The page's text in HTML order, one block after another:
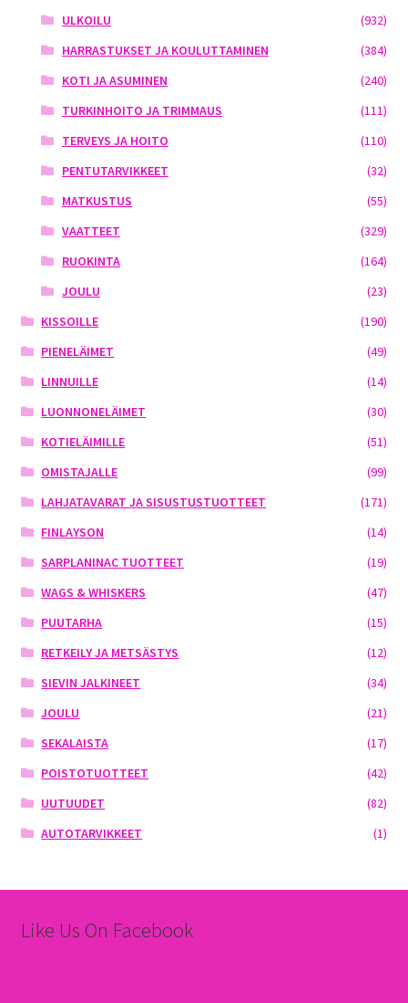
ULKOILU
(932)
HARRASTUKSET JA KOULUTTAMINEN
(384)
KOTI JA ASUMINEN
(240)
TURKINHOITO JA TRIMMAUS
(111)
TERVEYS JA HOITO
(110)
PENTUTARVIKKEET
(32)
MATKUSTUS
(55)
VAATTEET
(329)
RUOKINTA
(164)
JOULU
(23)
KISSOILLE
(190)
PIENELÄIMET
(49)
LINNUILLE
(14)
LUONNONELÄIMET
(30)
KOTIELÄIMILLE
(51)
OMISTAJALLE
(99)
LAHJATAVARAT JA SISUSTUSTUOTTEET
(171)
FINLAYSON
(14)
SARPLANINAC TUOTTEET
(19)
WAGS & WHISKERS
(47)
PUUTARHA
(15)
RETKEILY JA METSÄSTYS
(12)
SIEVIN JALKINEET
(34)
JOULU
(21)
SEKALAISTA
(17)
POISTOTUOTTEET
(42)
UUTUUDET
(82)
AUTOTARVIKKEET
(1)
Like Us On Facebook